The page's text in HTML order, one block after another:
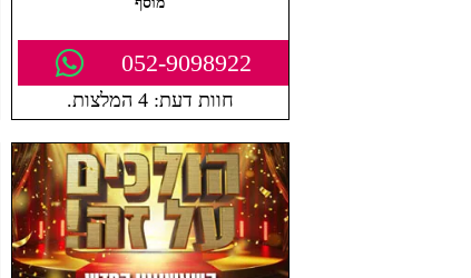
052-9098922
חוות דעת: 4 המלצות.